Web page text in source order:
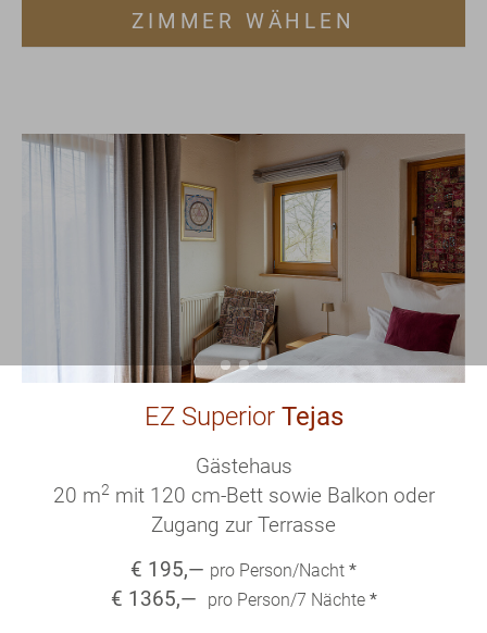
ZIMMER WÄHLEN
EZ Superior Tejas
Gästehaus
20 m2mit 120 cm-Bett sowie Balkon oder
Zugang zur Terrasse
€ 195,— pro Person/Nacht *
€ 1365,— pro Person/7 Nächte *